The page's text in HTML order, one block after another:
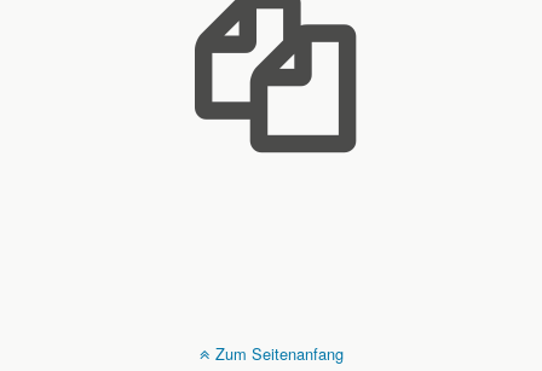
Zum Seitenanfang